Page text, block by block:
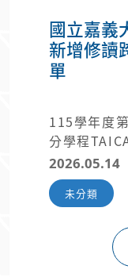
國立嘉義
新增修讀
單
115學年度
分學程
技術學分學
2026.05.14
未分類